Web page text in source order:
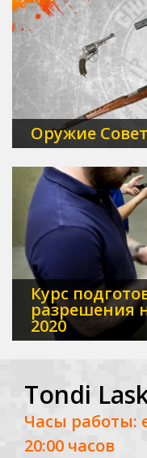
Оружие
Курс
разрешения
2020
Tondi
Часы работы:
20:00 часов